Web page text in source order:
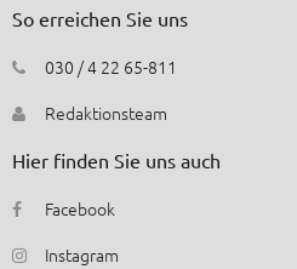
So erreichen Sie uns
030 / 4 22 65-811
Redaktionsteam
Hier finden Sie uns auch
Facebook
Instagram